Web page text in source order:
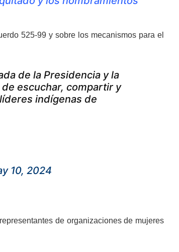
525-99 y sobre los mecanismos para el
de la Presidencia y la
escuchar, compartir y
indígenas de
10, 2024
de organizaciones de mujeres